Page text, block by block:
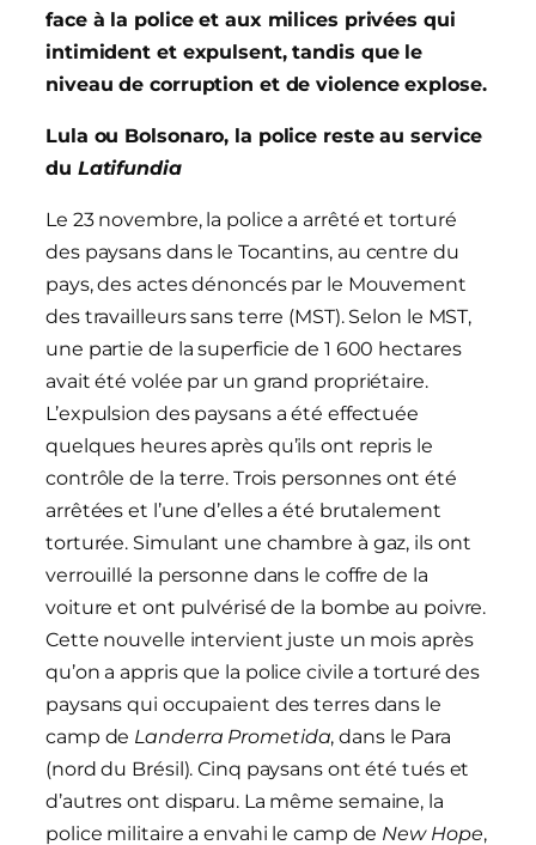
face à la police et aux milices privées qui
intimident et expulsent, tandis que le
niveau de corruption et de violence explose.
Lula ou Bolsonaro, la police reste au service
du Latifundia
Le 23 novembre, la police a arrêté et torturé
des paysans dans le Tocantins, au centre du
pays, des actes dénoncés par le Mouvement
des travailleurs sans terre (MST). Selon le MST,
une partie de la superficie de 1 600 hectares
avait été volée par un grand propriétaire.
L’expulsion des paysans a été effectuée
quelques heures après qu’ils ont repris le
contrôle de la terre. Trois personnes ont été
arrêtées et l’une d’elles a été brutalement
torturée. Simulant une chambre à gaz, ils ont
verrouillé la personne dans le coffre de la
voiture et ont pulvérisé de la bombe au poivre.
Cette nouvelle intervient juste un mois après
qu’on a appris que la police civile a torturé des
paysans qui occupaient des terres dans le
camp de Landerra Prometida, dans le Para
(nord du Brésil). Cinq paysans ont été tués et
d’autres ont disparu. La même semaine, la
police militaire a envahi le camp de New Hope,